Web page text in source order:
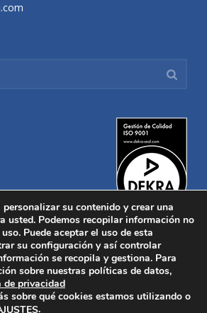
los derechos reservados.Aviso legal
|Política de Cookies
porNucleosoft
Inicio
Quiénes Somos
su contenido y crear una
usted. Podemos recopilar información no
Puede aceptar el uso de esta
su configuración y así controlar
se recopila y gestiona. Para
sobre nuestras políticas de datos,
de privacidad
sobre qué cookies estamos utilizando o
.